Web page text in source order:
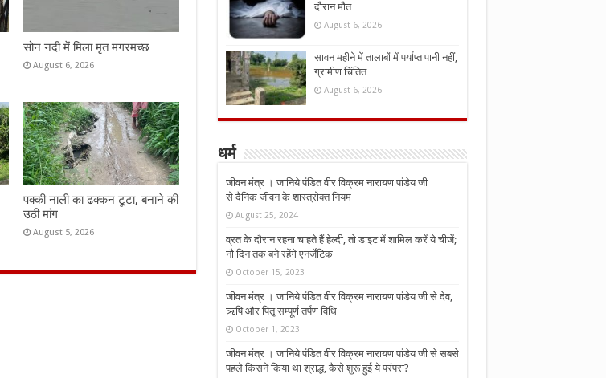
सोन नदी में मिला मृत मगरमच्छ
August 6, 2026
पक्की नाली का ढक्कन टूटा, बनाने की
उठी मांग
August 5, 2026
दौरान मौत
August 6, 2026
सावन महीने में तालाबों में पर्याप्त पानी नहीं,
ग्रामीण चिंतित
August 6, 2026
धर्म
जीवन मंत्र । जानिये पंडित वीर विक्रम नारायण पांडेय जी
से दैनिक जीवन के शास्त्रोक्त नियम
August 25, 2024
व्रत के दौरान रहना चाहते हैं हेल्दी, तो डाइट में शामिल करें ये चीजें;
नौ दिन तक बने रहेंगे एनर्जेटिक
October 15, 2023
जीवन मंत्र । जानिये पंडित वीर विक्रम नारायण पांडेय जी से देव,
ऋषि और पितृ सम्पूर्ण तर्पण विधि
October 1, 2023
जीवन मंत्र । जानिये पंडित वीर विक्रम नारायण पांडेय जी से सबसे
पहले किसने किया था श्राद्ध, कैसे शुरू हुई ये परंपरा?